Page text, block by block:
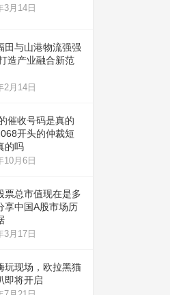
3月14日
田与山港物流强强
造产业融合新范
2月14日
催收号码是真的
开头的仲裁短
的吗
10月6日
票总市值现在是多
享中国A股市场历
3月17日
玩现场，欧拉黑猫
即将开启